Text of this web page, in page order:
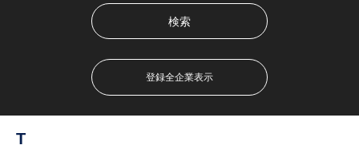
登録全企業表示
T